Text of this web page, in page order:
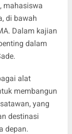
mahasiswa
di bawah
Dalam kajian
dalam
alat
membangun
yang
destinasi
depan.